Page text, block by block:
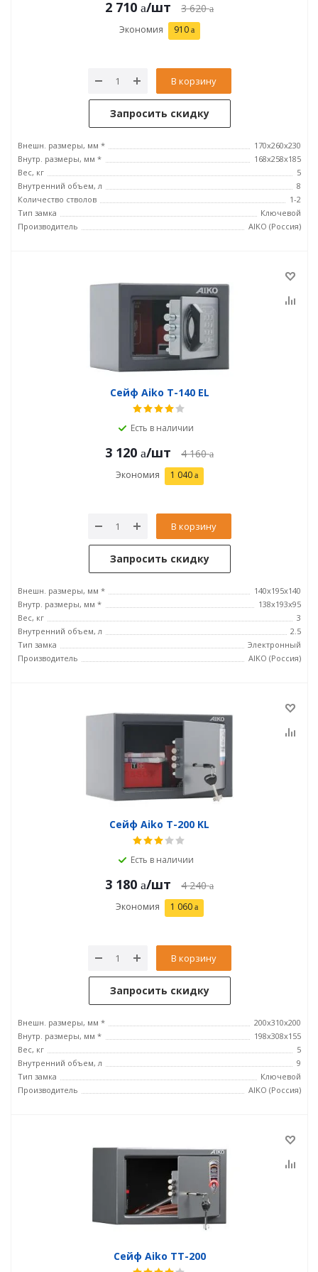
2 710 /шт 3 620
Экономия 910
В корзину
Запросить скидку
Внешн. размеры, мм *
170x260x230
Внутр. размеры, мм *
168x258x185
Вес, кг
5
Внутренний объем, л
8
Количество стволов
1-2
Тип замка
Ключевой
Производитель
AIKO (Россия)
Сейф Aiko T-140 EL
Есть в наличии
3 120 /шт 4 160
Экономия 1 040
В корзину
Запросить скидку
Внешн. размеры, мм *
140x195x140
Внутр. размеры, мм *
138x193x95
Вес, кг
3
Внутренний объем, л
2.5
Тип замка
Электронный
Производитель
AIKO (Россия)
Сейф Aiko T-200 KL
Есть в наличии
3 180 /шт 4 240
Экономия 1 060
В корзину
Запросить скидку
Внешн. размеры, мм *
200x310x200
Внутр. размеры, мм *
198x308x155
Вес, кг
5
Внутренний объем, л
9
Тип замка
Ключевой
Производитель
AIKO (Россия)
Сейф Aiko ТТ-200